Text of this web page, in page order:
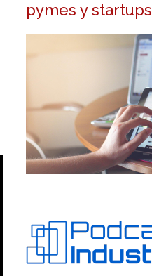
pymes y startups